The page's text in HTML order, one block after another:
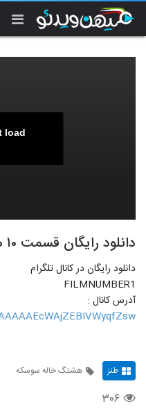
load
دانلود رایگان قسمت ۱۰ هشتگ خاله سوسکه
دانلود رایگان در کانال تلگرام
FILMNUMBER1
آدرس کانال :
طنز هشتگ خاله سوسکه
۳۰۶